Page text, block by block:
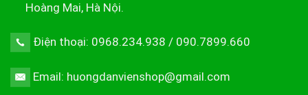
Hoàng Mai, Hà Nội.
Điện thoại: 0968.234.938 / 090.7899.660
Email: huongdanvienshop@gmail.com